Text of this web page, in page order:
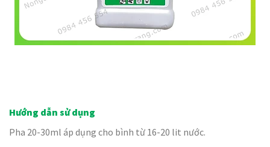
Hướng dẫn sử dụng
Pha 20-30ml áp dụng cho bình từ 16-20 lit nước.